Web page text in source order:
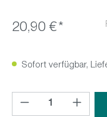
20,90 €*
Sofort verfügbar,
Produkt Anzahl: Gib